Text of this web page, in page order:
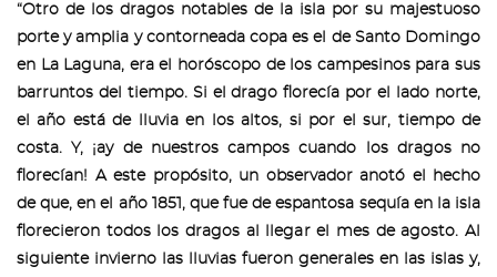
“Otro de los dragos notables de la isla por su majestuoso
porte y amplia y contorneada copa es el de Santo Domingo
en La Laguna, era el horóscopo de los campesinos para sus
barruntos del tiempo. Si el drago florecía por el lado norte,
el año está de lluvia en los altos, si por el sur, tiempo de
costa. Y, ¡ay de nuestros campos cuando los dragos no
florecían! A este propósito, un observador anotó el hecho
de que, en el año 1851, que fue de espantosa sequía en la isla
florecieron todos los dragos al llegar el mes de agosto. Al
siguiente invierno las lluvias fueron generales en las islas y,